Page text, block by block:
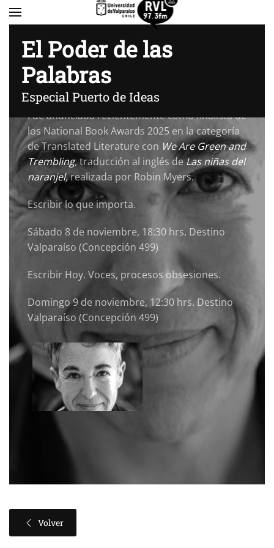
El Poder de las
Palabras
Especial Puerto de Ideas
(2024). Traducida a quince lenguas, la
obra de Cabezón Cámara revisita la tradición
argentina con una mirada crítica y
contemporánea, explorando temas como la
marginación y la resistencia frente a los
sistemas represivos.
Fue anunciada recientemente como finalista de
los National Book Awards 2025 en la categoría
de Translated Literature con We Are Green and
Trembling, traducción al inglés deLas niñas del
naranjel,realizada por Robin Myers.
Escribir lo que importa.
Sábado 8 de noviembre, 18:30 hrs. Destino
Valparaíso (Concepción 499)
Escribir Hoy. Voces, procesos obsesiones.
Domingo 9 de noviembre, 12:30 hrs. Destino
Valparaíso (Concepción 499)
Volver